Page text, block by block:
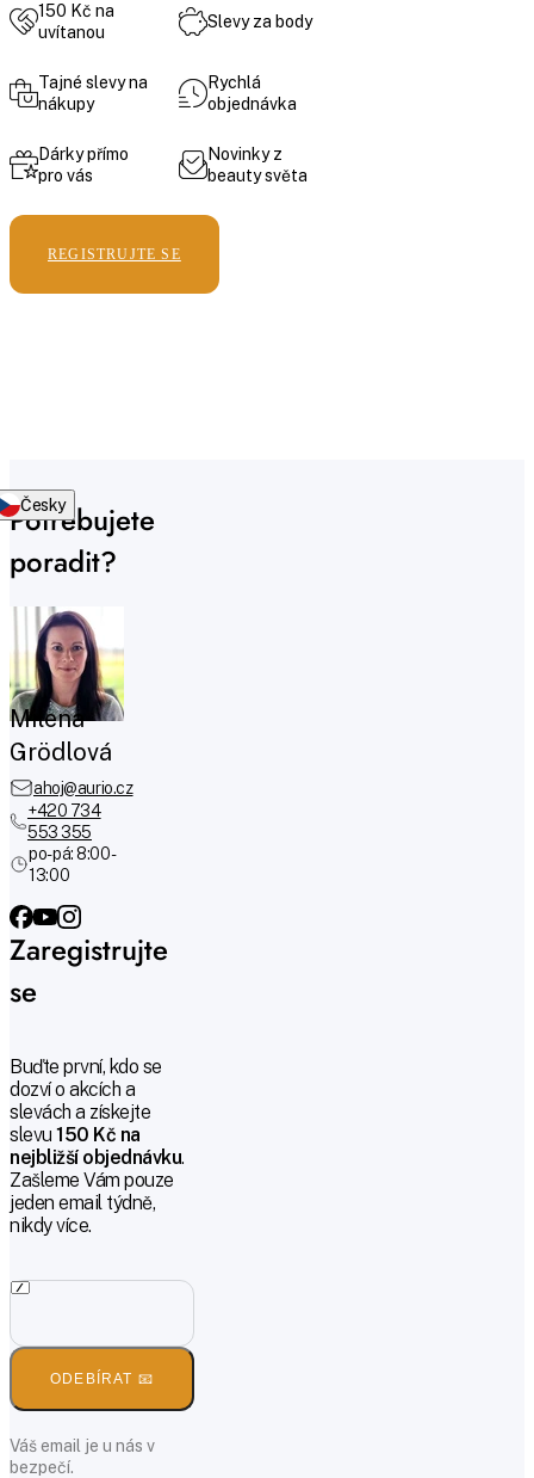
150 Kč na
uvítanou
Slevy za body
Tajné slevy na
nákupy
Rychlá
objednávka
Dárky přímo
pro vás
Novinky z
beauty světa
REGISTRUJTE SE
Potřebujete
poradit?
Milena
Grödlová
ahoj@aurio.cz
+420 734
553 355
po-pá: 8:00 -
13:00
Zaregistrujte
se
Buďte první, kdo se
dozví o akcích a
slevách a získejte
slevu150 Kč na
nejbližší objednávku.
Zašleme Vám pouze
jeden email týdně,
nikdy více.
ODEBÍRAT 📧
Váš email je u nás v
bezpečí.
Česky